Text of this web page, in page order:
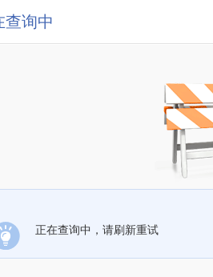
查询中
正在查询中，请刷新重试